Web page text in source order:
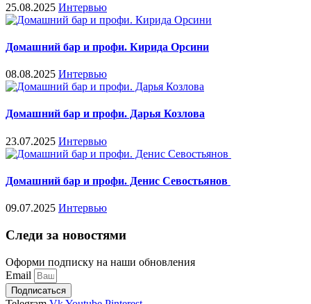
25.08.2025 Интервью
Домашний бар и профи. Кирида Орсини
08.08.2025 Интервью
Домашний бар и профи. Дарья Козлова
23.07.2025 Интервью
Домашний бар и профи. Денис Севостьянов
09.07.2025 Интервью
Следи за новостями
Оформи подписку на наши обновления
Email
Подписаться